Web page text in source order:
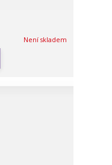
Není skladem